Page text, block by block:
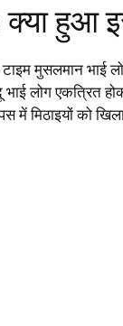
हुआ
मुसलमान भाई
भाई लोग
में मिठाइयों को